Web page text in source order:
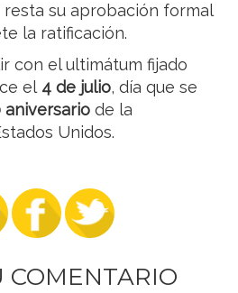
su aprobación formal
la ratificación.
con el ultimátum fijado
el 4 de julio, día que se
aniversario de la
Unidos.
COMENTARIO